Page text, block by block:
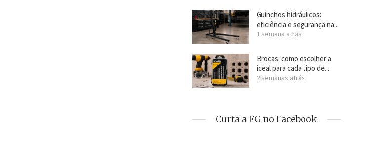
Guinchos hidráulicos:
eficiência e segurança na...
1 semana atrás
Brocas: como escolher a
ideal para cada tipo de...
2 semanas atrás
Curta a FG no Facebook